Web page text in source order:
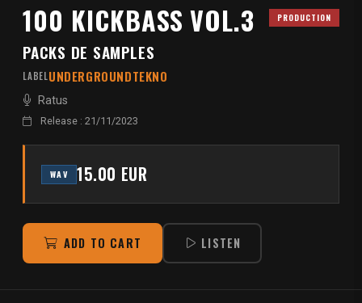
100 KICKBASS VOL.3 PRODUCTION
PACKS DE SAMPLES
LABELUNDERGROUNDTEKNO
Ratus
Release : 21/11/2023
WAV 15.00 EUR
ADD TO CART LISTEN